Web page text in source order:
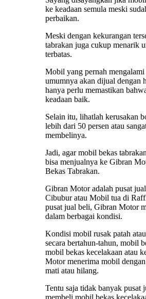
ke keadaan semula meski
perbaikan.
Meski dengan kekurangan
tabrakan juga cukup menarik
terbatas.
Mobil yang pernah mengalami
umumnya akan dijual dengan
hanya perlu memastikan
keadaan baik.
Selain itu, lihatlah kerusakan
lebih dari 50 persen atau
membelinya.
Jadi, agar mobil bekas
bisa menjualnya ke Gibran
Bekas Tabrakan.
Gibran Motor adalah pusat
Cibubur atau Mobil tua di
pusat jual beli, Gibran Motor
dalam berbagai kondisi.
Kondisi mobil rusak patah
secara bertahun-tahun, mobil
mobil bekas kecelakaan atau
Motor menerima mobil
mati atau hilang.
Tentu saja tidak banyak pusat
membeli mobil bekas